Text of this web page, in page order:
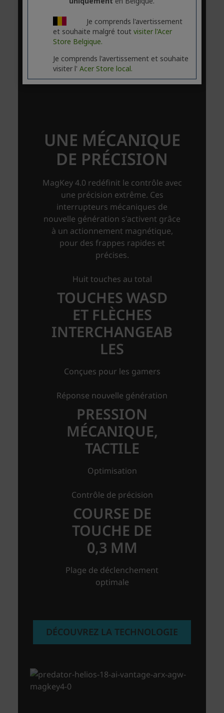
Je comprends l'avertissement
et souhaite malgré tout visiter l'Acer
Store Belgique.
Je comprends l'avertissement et souhaite
visiter l' Acer Store local.